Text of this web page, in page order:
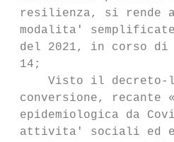
resilienza, si rende
modalita'
del 2021, in corso
14;
Visto il
conversione, recante
epidemiologica da
attivita' sociali ed